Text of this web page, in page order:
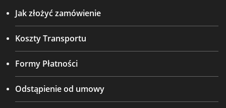
Jak złożyć zamówienie
Koszty Transportu
Formy Płatności
Odstąpienie od umowy